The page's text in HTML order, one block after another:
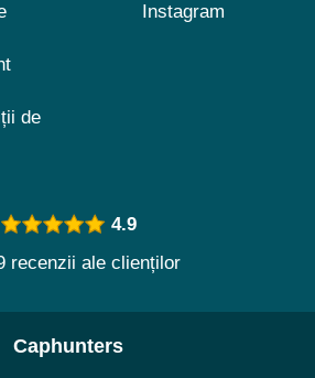
de
Instagram
4.9
recenzii ale clienților
Caphunters